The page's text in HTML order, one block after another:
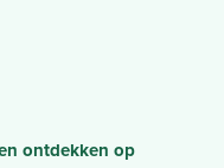
ontdekken op